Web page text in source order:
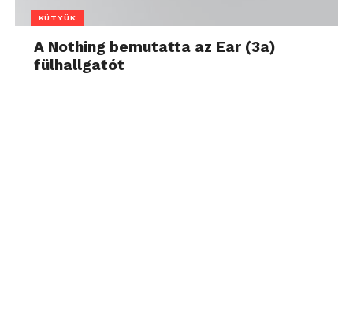
KÜTYÜK
A Nothing bemutatta az Ear (3a)
fülhallgatót